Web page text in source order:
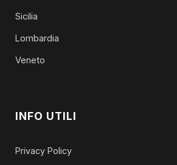
Sicilia
Lombardia
Veneto
INFO UTILI
Privacy Policy